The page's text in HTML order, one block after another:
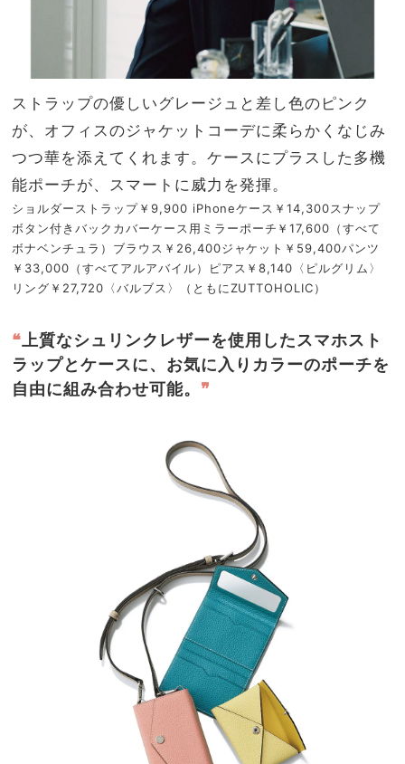
ストラップの優しいグレージュと差し色のピンク
が、オフィスのジャケットコーデに柔らかくなじみ
つつ華を添えてくれます。ケースにプラスした多機
能ポーチが、スマートに威力を発揮。
ショルダーストラップ￥9,900 iPhoneケース￥14,300スナップ
ボタン付きバックカバーケース用ミラーポーチ￥17,600（すべて
ボナベンチュラ）ブラウス￥26,400ジャケット￥59,400パンツ
￥33,000（すべてアルアバイル）ピアス￥8,140〈ピルグリム〉
リング￥27,720〈バルブス〉（ともにZUTTOHOLIC）
❝ 上質なシュリンクレザーを使用したスマホスト
ラップとケースに、お気に入りカラーのポーチを
自由に組み合わせ可能。 ❞